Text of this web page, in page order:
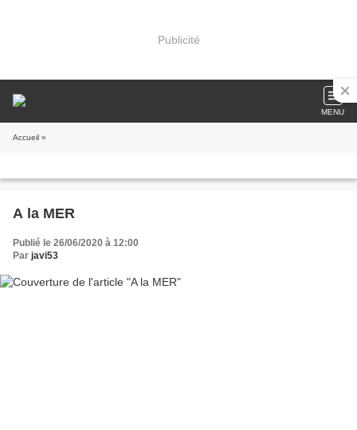
Publicité
MENU
Accueil »
A la MER
Publié le 26/06/2020 à 12:00
Par javi53